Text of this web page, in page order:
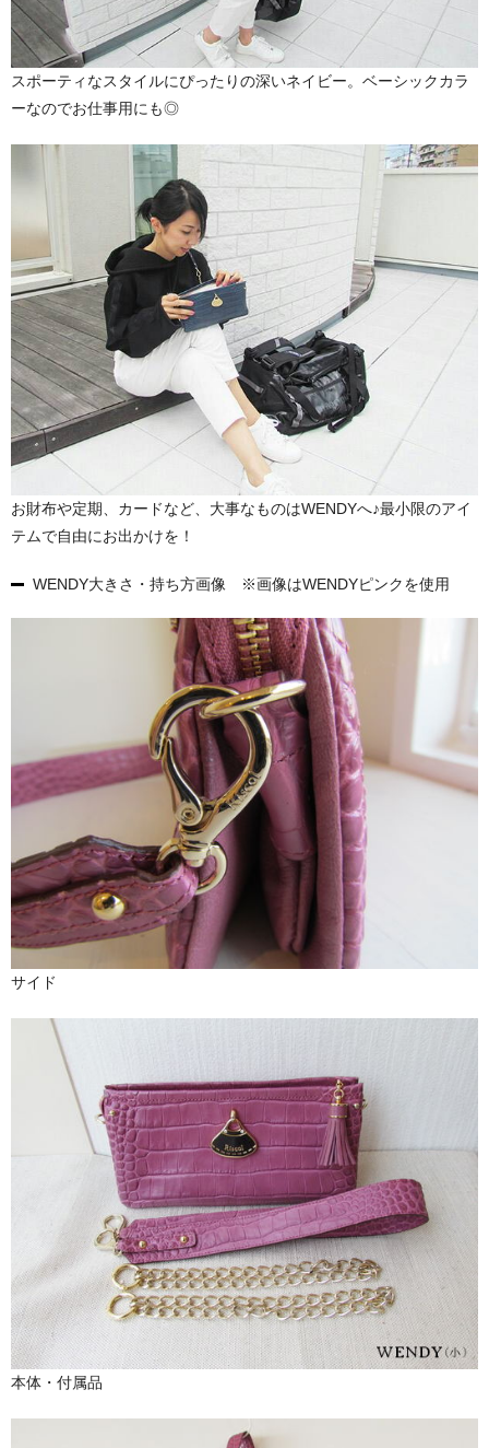
スポーティなスタイルにぴったりの深いネイビー。ベーシックカラ
ーなのでお仕事用にも◎
お財布や定期、カードなど、大事なものはWENDYへ♪最小限のアイ
テムで自由にお出かけを！
WENDY大きさ・持ち方画像 ※画像はWENDYピンクを使用
サイド
本体・付属品